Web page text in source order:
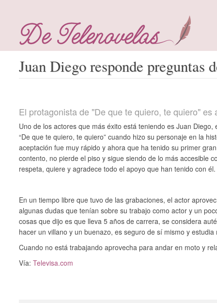
Juan Diego responde preguntas
El protagonista de "De que te quiero, te quiero" es
Uno de los actores que más éxito está teniendo es Juan
“De que te quiero, te quiero” cuando hizo su personaje en la
aceptación fue muy rápido y ahora que ha tenido su primer
contento, no pierde el piso y sigue siendo de lo más accesible
respeta, quiere y agradece todo el apoyo que han tenido con él.
En un tiempo libre que tuvo de las grabaciones, el actor
algunas dudas que tenían sobre su trabajo como actor y un
cosas que dijo es que lleva 5 años de carrera, se considera
hacer un villano y un buenazo, es seguro de sí mismo y
Cuando no está trabajando aprovecha para andar en moto y
Vía:Televisa.com